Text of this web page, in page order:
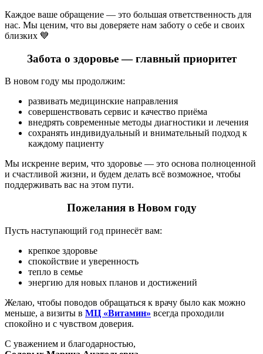
Каждое ваше обращение — это большая ответственность для
нас. Мы ценим, что вы доверяете нам заботу о себе и своих
близких 💙
Забота о здоровье — главный приоритет
В новом году мы продолжим:
развивать медицинские направления
совершенствовать сервис и качество приёма
внедрять современные методы диагностики и лечения
сохранять индивидуальный и внимательный подход к
каждому пациенту
Мы искренне верим, что здоровье — это основа полноценной
и счастливой жизни, и будем делать всё возможное, чтобы
поддерживать вас на этом пути.
Пожелания в Новом году
Пусть наступающий год принесёт вам:
крепкое здоровье
спокойствие и уверенность
тепло в семье
энергию для новых планов и достижений
Желаю, чтобы поводов обращаться к врачу было как можно
меньше, а визиты в МЦ «Витамин» всегда проходили
спокойно и с чувством доверия.
С уважением и благодарностью,